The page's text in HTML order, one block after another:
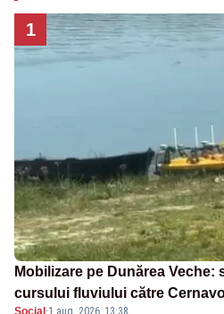
1
Mobilizare pe Dunărea Veche:
cursului fluviului către
Social ·1 aug. 2026, 13:38